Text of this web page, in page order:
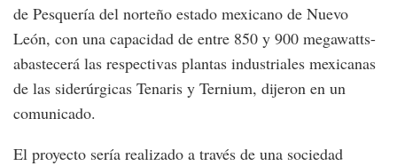
de Pesquería del norteño estado mexicano de Nuevo
León, con una capacidad de entre 850 y 900 megawatts-
abastecerá las respectivas plantas industriales mexicanas
de las siderúrgicas Tenaris y Ternium, dijeron en un
comunicado.
El proyecto sería realizado a través de una sociedad